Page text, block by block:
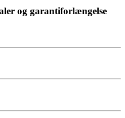
og garantiforlængelse